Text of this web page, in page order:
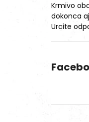
Krmivo
dokonca
Urcite